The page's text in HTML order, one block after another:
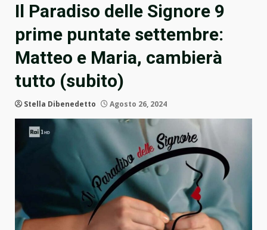
Il Paradiso delle Signore 9
prime puntate settembre:
Matteo e Maria, cambierà
tutto (subito)
Stella Dibenedetto Agosto 26, 2024